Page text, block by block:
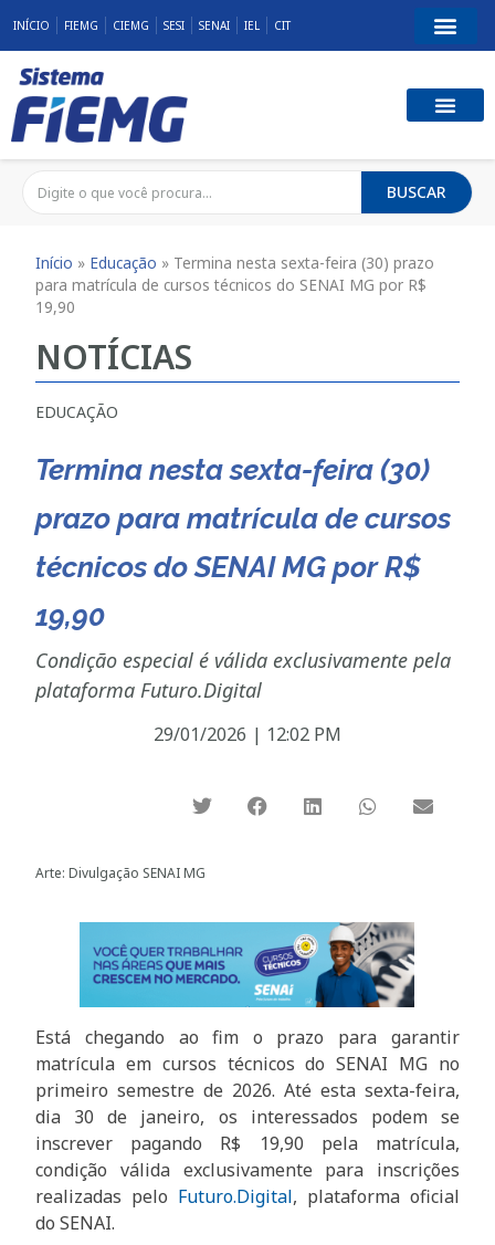
INÍCIO FIEMG CIEMG SESI SENAI IEL CIT
BUSCAR
Início » Educação » Termina nesta sexta-feira (30) prazo
para matrícula de cursos técnicos do SENAI MG por R$
19,90
NOTÍCIAS
EDUCAÇÃO
Termina nesta sexta-feira (30)
prazo para matrícula de cursos
técnicos do SENAI MG por R$
19,90
Condição especial é válida exclusivamente pela
plataforma Futuro.Digital
29/01/2026 | 12:02 PM
Arte: Divulgação SENAI MG
Está chegando ao fim o prazo para garantir
matrícula em cursos técnicos do SENAI MG no
primeiro semestre de 2026. Até esta sexta-feira,
dia 30 de janeiro, os interessados podem se
inscrever pagando R$ 19,90 pela matrícula,
condição válida exclusivamente para inscrições
realizadas pelo Futuro.Digital, plataforma oficial
do SENAI.